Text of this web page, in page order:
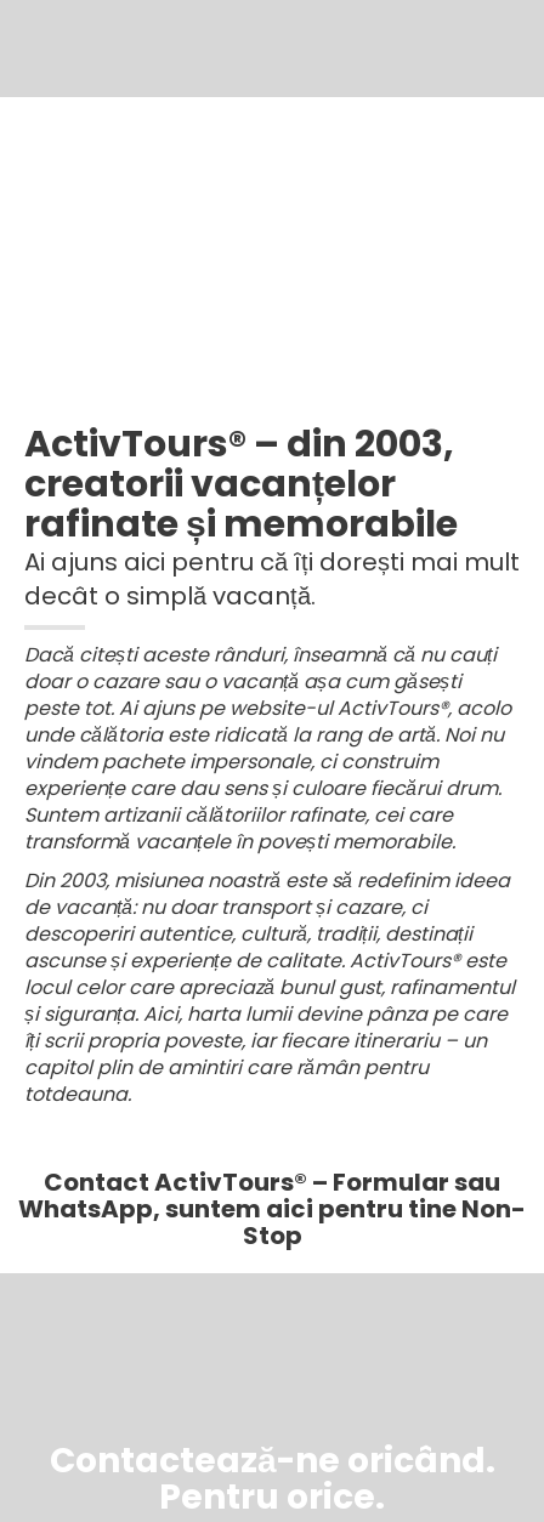
ActivTours® – din 2003,
creatorii vacanțelor
rafinate și memorabile
Ai ajuns aici pentru că îți dorești mai mult
decât o simplă vacanță.
Dacă citești aceste rânduri, înseamnă că nu cauți
doar o cazare sau o vacanță așa cum găsești
peste tot. Ai ajuns pe website-ul ActivTours®, acolo
unde călătoria este ridicată la rang de artă. Noi nu
vindem pachete impersonale, ci construim
experiențe care dau sens și culoare fiecărui drum.
Suntem artizanii călătoriilor rafinate, cei care
transformă vacanțele în povești memorabile.
Din 2003, misiunea noastră este să redefinim ideea
de vacanță: nu doar transport și cazare, ci
descoperiri autentice, cultură, tradiții, destinații
ascunse și experiențe de calitate. ActivTours® este
locul celor care apreciază bunul gust, rafinamentul
și siguranța. Aici, harta lumii devine pânza pe care
îți scrii propria poveste, iar fiecare itinerariu – un
capitol plin de amintiri care rămân pentru
totdeauna.
Contact ActivTours® – Formular sau
WhatsApp, suntem aici pentru tine Non-
Stop
Contactează-ne oricând.
Pentru orice.